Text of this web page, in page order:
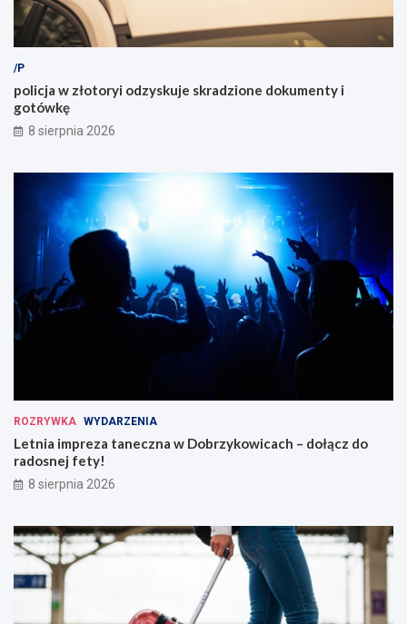
/P
policja w złotoryi odzyskuje skradzione dokumenty i
gotówkę
8 sierpnia 2026
ROZRYWKA WYDARZENIA
Letnia impreza taneczna w Dobrzykowicach – dołącz do
radosnej fety!
8 sierpnia 2026